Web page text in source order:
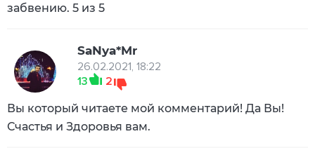
забвению. 5 из 5
SaNya*Mr
26.02.2021, 18:22
13
2
Вы который читаете мой комментарий! Да Вы!
Счастья и Здоровья вам.